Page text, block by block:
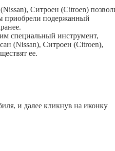
Nissan), Ситроен (Citroen)
приобрели подержанный
специальный инструмент,
(Nissan), Ситроен (Citroen),
ее.
и далее кликнув на иконку